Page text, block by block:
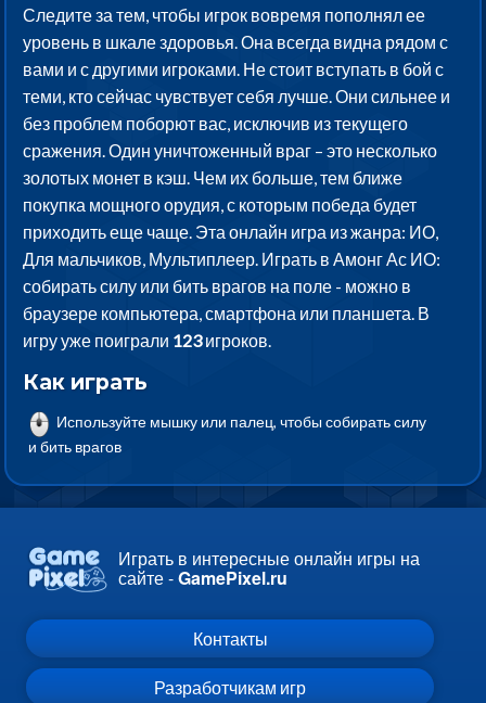
Следите за тем, чтобы игрок вовремя пополнял ее
уровень в шкале здоровья. Она всегда видна рядом с
вами и с другими игроками. Не стоит вступать в бой с
теми, кто сейчас чувствует себя лучше. Они сильнее и
без проблем поборют вас, исключив из текущего
сражения. Один уничтоженный враг – это несколько
золотых монет в кэш. Чем их больше, тем ближе
покупка мощного орудия, с которым победа будет
приходить еще чаще. Эта онлайн игра из жанра: ИО,
Для мальчиков, Мультиплеер. Играть в Амонг Ас ИО:
собирать силу или бить врагов на поле - можно в
браузере компьютера, смартфона или планшета. В
игру уже поиграли 123игроков.
Как играть
Используйте мышку или палец, чтобы собирать силу
и бить врагов
Играть в интересные онлайн игры на
сайте -GamePixel.ru
Контакты
Разработчикам игр